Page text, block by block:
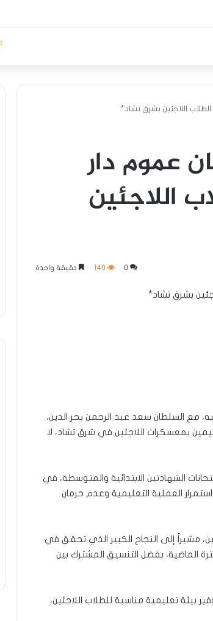
اللاجئين بشرق تشاد*
عموم دار
اللاجئين
0
140 دقيقة واحدة
بشرق تشاد*
مع السلطان سعد عبد الرحمن بحر الدين،
بمعسكرات اللاجئين في شرق تشاد، لا
الشهادتين الابتدائية والمتوسطة، في
العملية التعليمية وعدم حرمان
مشيراً إلى النجاح الكبير الذي تحقق في
الماضية، بفضل التنسيق المشترك بين
بيئة تعليمية مناسبة للطلاب اللاجئين،